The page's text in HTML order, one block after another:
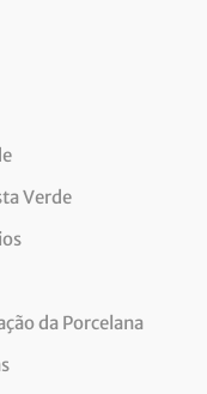
Verde
da Porcelana